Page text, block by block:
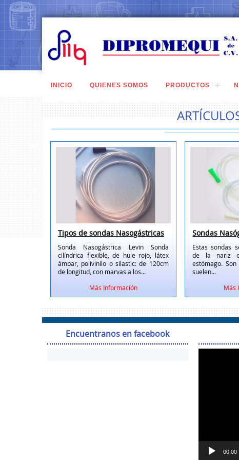
INICIO QUIENES SOMOS PRODUCTOS
Tipos de sondas Nasogástricas
Sonda Nasogástrica Levin Sonda
cilíndrica flexible, de hule rojo, látex
ámbar, polivinilo o silastic: de 120cm
de longitud, con marvas a los...
Más Información
Sondas
Estas sondas
de la nariz
estómago.
suelen...
Más
Encuentranos en facebook
00:00